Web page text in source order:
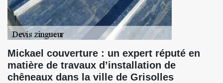
Mickael couverture : un expert réputé en
matière de travaux d’installation de
chêneaux dans la ville de Grisolles